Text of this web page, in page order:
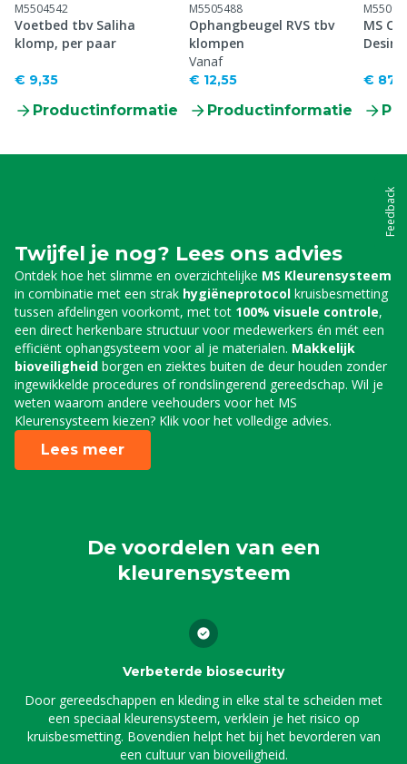
M5504542
Voetbed tbv Saliha
klomp, per paar
€ 9,35
Productinformatie
M5505488
Ophangbeugel RVS tbv
klompen
Vanaf
€ 12,55
Productinformatie
MS
€
Twijfel je nog? Lees ons advies
Ontdek hoe het slimme en overzichtelijke MS Kleurensysteem
in combinatie met een strak hygiëneprotocol kruisbesmetting
tussen afdelingen voorkomt, met tot 100% visuele controle,
een direct herkenbare structuur voor medewerkers én mét een
efficiënt ophangsysteem voor al je materialen. Makkelijk
bioveiligheid borgen en ziektes buiten de deur houden zonder
ingewikkelde procedures of rondslingerend gereedschap. Wil je
weten waarom andere veehouders voor het MS
Kleurensysteem kiezen? Klik voor het volledige advies.
Lees meer
De voordelen van een
kleurensysteem
Verbeterde biosecurity
Door gereedschappen en kleding in elke stal te scheiden met
een speciaal kleurensysteem, verklein je het risico op
kruisbesmetting. Bovendien helpt het bij het bevorderen van
een cultuur van bioveiligheid.
Feedback